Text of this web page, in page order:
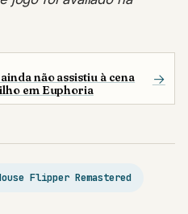
não assistiu à cena
em Euphoria
→
Flipper Remastered